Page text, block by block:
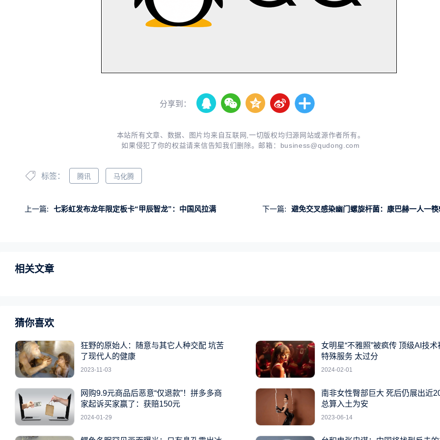
分享到：
本站所有文章、数据、图片均来自互联网,一切版权均归源网站或源作者所有。
如果侵犯了你的权益请来信告知我们删除。邮箱： business@qudong.com
标签： 腾讯 马化腾
上一篇: 七彩虹发布龙年限定板卡“甲辰智龙”：中国风拉满 下一篇: 避免交叉感染幽门螺旋杆菌：康巴赫一人一筷5双到手19.9
相关文章
猜你喜欢
狂野的原始人：随意与其它人种交配 坑苦
了现代人的健康
2023-11-03
女明星“不雅照”被疯传 顶级AI技
特殊服务 太过分
2024-02-01
网购9.9元商品后恶意“仅退款”！拼多多商
家起诉买家赢了：获赔150元
2024-01-29
南非女性臀部巨大 死后仍展出近
总算入土为安
2023-06-14